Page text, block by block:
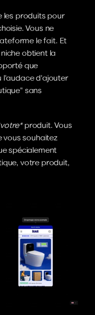
les produits pour
Vous ne
le fait. Et
obtient la
que
l'audace d'ajouter
sans
produit. Vous
vous souhaitez
spécialement
votre produit,